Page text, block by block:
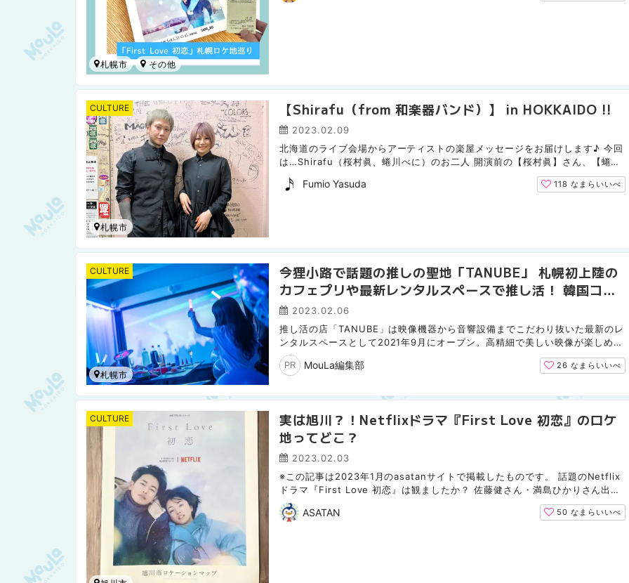
札幌市
【Shirafu（from 和楽器バンド）】 in HOKKAIDO !!
2023.02.09
北海道のライブ会場からアーティストの楽屋メッセージをお届けします♪ 今回
は…Shirafu（桜村眞、蜷川べに）のお二人 開演前の【桜村眞】さん、【蜷川
べに】さんから、 MouLaユーザーへの貴重な音声メッセージを頂...
Fumio Yasuda 118なまらいいべ
CULTURE
札幌市
今狸小路で話題の推しの聖地「TANUBE」 札幌初上陸の
カフェプリや最新レンタルスペースで推し活！ 韓国コン
ビニ「韓ビニ」でコスメや食品も！
2023.02.06
推し活の店「TANUBE」は映像機器から音響設備までこだわり抜いた最新のレ
ンタルスペースとして2021年9月にオープン。高精細で美しい映像が楽しめる
140インチの大型スクリーン＆4K高画質プロジェクター、映画館の...
PR MouLa編集部 26なまらいいべ
CULTURE
札幌市
実は旭川？！Netflixドラマ『First Love 初恋』のロケ
地ってどこ？
2023.02.03
※この記事は2023年1月のasatanサイトで掲載したものです。 話題のNetflix
ドラマ『First Love 初恋』は観ましたか？ 佐藤健さん・満島ひかりさん出
演！北海道が舞台のドラマです。 このドラマは、宇多田ヒカルさん...
ASATAN 50なまらいいべ
CULTURE